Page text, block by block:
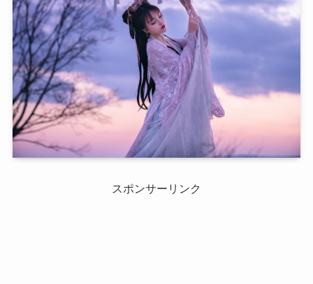
スポンサーリンク